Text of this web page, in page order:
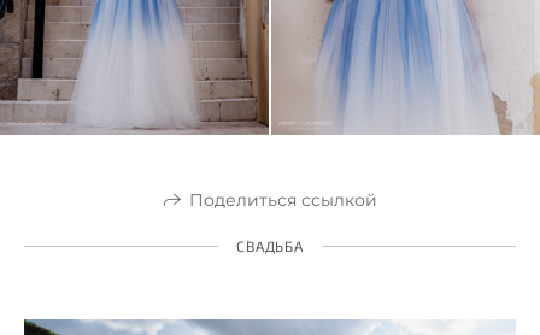
Поделиться ссылкой
СВАДЬБА